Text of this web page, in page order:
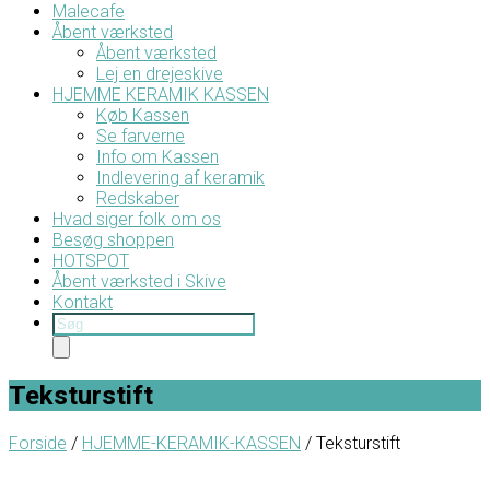
Malecafe
Åbent værksted
Åbent værksted
Lej en drejeskive
HJEMME KERAMIK KASSEN
Køb Kassen
Se farverne
Info om Kassen
Indlevering af keramik
Redskaber
Hvad siger folk om os
Besøg shoppen
HOTSPOT
Åbent værksted i Skive
Kontakt
Products
search
Teksturstift
Forside / HJEMME-KERAMIK-KASSEN / Teksturstift